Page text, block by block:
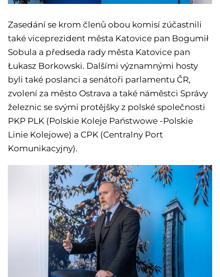
Zasedání se krom členů obou komisí zúčastnili
také viceprezident města Katovice pan Bogumił
Sobula a předseda rady města Katovice pan
Łukasz Borkowski. Dalšími významnými hosty
byli také poslanci a senátoři parlamentu ČR,
zvolení za město Ostrava a také náměstci Správy
železnic se svými protějšky z polské společnosti
PKP PLK (Polskie Koleje Państwowe -Polskie
Linie Kolejowe) a CPK (Centralny Port
Komunikacyjny).